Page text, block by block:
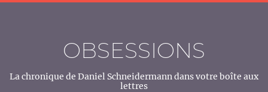
OBSESSIONS
La chronique de Daniel Schneidermann dans votre boîte aux
lettres